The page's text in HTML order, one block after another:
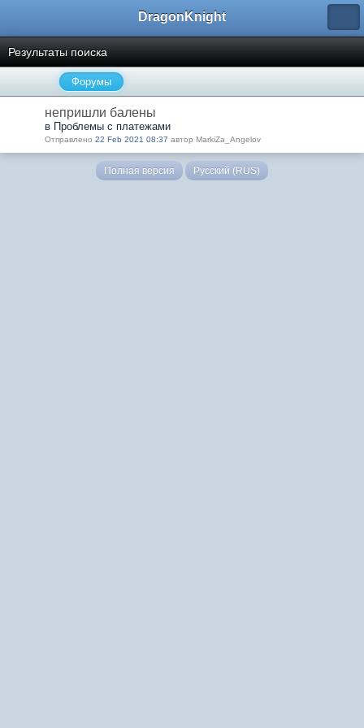
DragonKnight
Результаты поиска
Форумы
непришли балены
в Проблемы с платежами
Отправлено 22 Feb 2021 08:37 автор MarkiZa_Angelov
Полная версия Русский (RUS)